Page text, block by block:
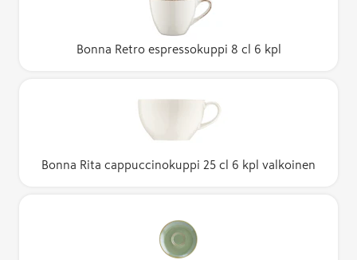
Bonna Retro espressokuppi 8 cl 6 kpl
Bonna Rita cappuccinokuppi 25 cl 6 kpl valkoinen